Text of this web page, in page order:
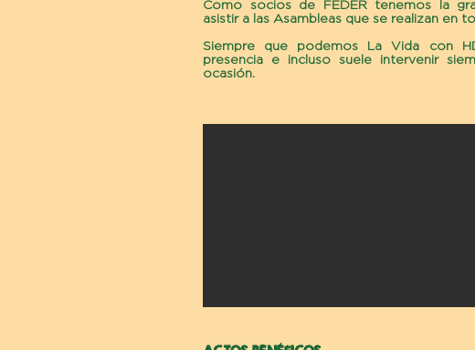
Como socios de FEDER tenemos la
asistir a las Asambleas que se realizan en
Siempre que podemos La Vida con
presencia e incluso suele intervenir
ocasión.